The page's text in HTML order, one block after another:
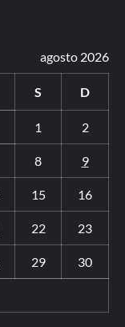
agosto 2026
S D
1 2
8 9
15 16
22 23
29 30